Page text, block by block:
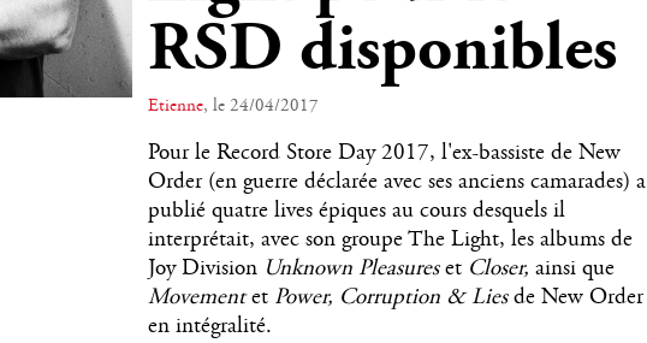
RSD disponibles
Etienne, le 24/04/2017
Pour le Record Store Day 2017, l'ex-bassiste de New
Order (en guerre déclarée avec ses anciens camarades) a
publié quatre lives épiques au cours desquels il
interprétait, avec son groupe The Light, les albums de
Joy Division Unknown Pleasureset Closer,ainsi que
Movementet Power, Corruption & Liesde New Order
en intégralité.